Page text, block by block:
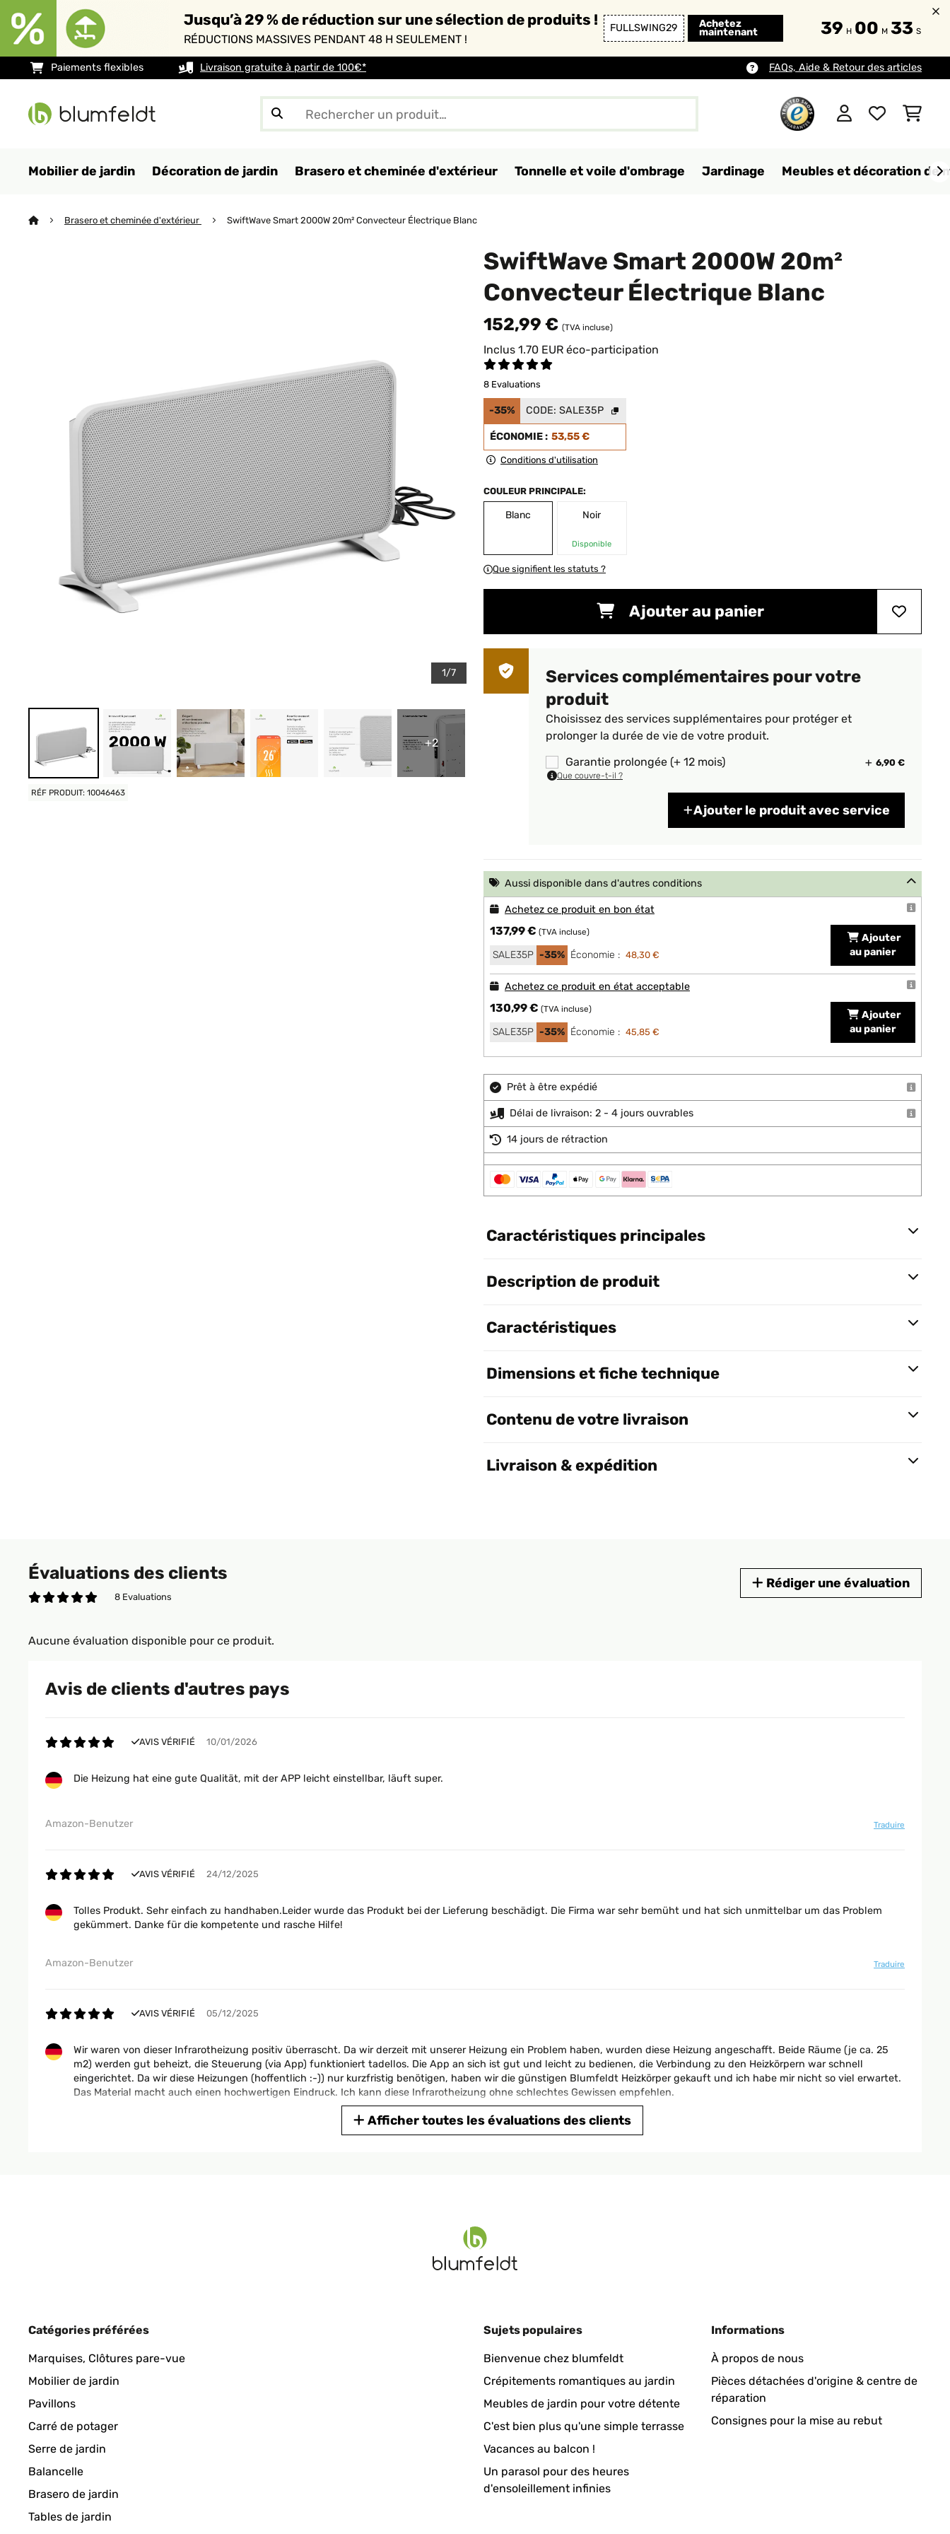
Jusqu’à 29 % de réduction sur une sélection de produits !
RÉDUCTIONS MASSIVES PENDANT 48 H SEULEMENT !
FULLSWING29 Achetez
maintenant 39 H 00 M 31 S
Paiements flexibles Livraison gratuite à partir de 100€* FAQs, Aide & Retour des articles
Mobilier de jardin Décoration de jardin Brasero et cheminée d'extérieur Tonnelle et voile d'ombrage Jardinage Meubles et décoration de
Brasero et cheminée d'extérieur SwiftWave Smart 2000W 20m² Convecteur Électrique Blanc
1/7
+2
RÉF PRODUIT: 10046463
SwiftWave Smart 2000W 20m²
Convecteur Électrique Blanc
152,99 € (TVA incluse)
Inclus 1.70 EUR éco-participation
8 Evaluations
-35% CODE: SALE35P
ÉCONOMIE : 53,55 €
Conditions d'utilisation
COULEUR PRINCIPALE:
Blanc Noir
Disponible
Que signifient les statuts ?
Ajouter au panier
Services complémentaires pour votre
produit
Choisissez des services supplémentaires pour protéger et
prolonger la durée de vie de votre produit.
Garantie prolongée (+ 12 mois)
6,90 €
Que couvre-t-il ?
Ajouter le produit avec service
Aussi disponible dans d'autres conditions
Achetez ce produit en bon état
137,99 € (TVA incluse)
SALE35P -35% Économie : 48,30 €
Ajouter
au panier
Achetez ce produit en état acceptable
130,99 € (TVA incluse)
SALE35P -35% Économie : 45,85 €
Ajouter
au panier
Prêt à être expédié
Délai de livraison: 2 - 4 jours ouvrables
14 jours de rétraction
Caractéristiques principales
Description de produit
Caractéristiques
Dimensions et fiche technique
Contenu de votre livraison
Livraison & expédition
Évaluations des clients
8 Evaluations
Rédiger une évaluation
Aucune évaluation disponible pour ce produit.
Avis de clients d'autres pays
AVIS VÉRIFIÉ 10/01/2026
Die Heizung hat eine gute Qualität, mit der APP leicht einstellbar, läuft super.
Amazon-Benutzer Traduire
AVIS VÉRIFIÉ 24/12/2025
Tolles Produkt. Sehr einfach zu handhaben.Leider wurde das Produkt bei der Lieferung beschädigt. Die Firma war sehr bemüht und hat sich unmittelbar um das Problem
gekümmert. Danke für die kompetente und rasche Hilfe!
Amazon-Benutzer Traduire
AVIS VÉRIFIÉ 05/12/2025
Wir waren von dieser Infrarotheizung positiv überrascht. Da wir derzeit mit unserer Heizung ein Problem haben, wurden diese Heizung angeschafft. Beide Räume (je ca. 25
m2) werden gut beheizt, die Steuerung (via App) funktioniert tadellos. Die App an sich ist gut und leicht zu bedienen, die Verbindung zu den Heizkörpern war schnell
eingerichtet. Da wir diese Heizungen (hoffentlich :-)) nur kurzfristig benötigen, haben wir die günstigen Blumfeldt Heizkörper gekauft und ich habe mir nicht so viel erwartet.
Das Material macht auch einen hochwertigen Eindruck. Ich kann diese Infrarotheizung ohne schlechtes Gewissen empfehlen.
I bought this heater in combination with a 2000W mica heater for comparison after my house main heating system died and has to be repaired (try to find a tech guy that
touches old gas heaters...).First off, it is not all far infrared. This heater has quite some convection heating going on too. Which is good.Sitting in the "light" side, meaning, in
front of the heating panel lets you feel the radiation heat being absorbed by your skin. But on the "shadow" side, meaning on the backside or anything left or right or on top
of it, as well as on the backside, things very much stay cold. My room thermometers stay 4 to 7 degrees C lower than the heaters thermostat, because they are on the
Afficher toutes les évaluations des clients
Catégories préférées
Marquises, Clôtures pare-vue
Mobilier de jardin
Pavillons
Carré de potager
Serre de jardin
Balancelle
Brasero de jardin
Tables de jardin
Sujets populaires
Bienvenue chez blumfeldt
Crépitements romantiques au jardin
Meubles de jardin pour votre détente
C'est bien plus qu'une simple terrasse
Vacances au balcon !
Un parasol pour des heures
d'ensoleillement infinies
Informations
À propos de nous
Pièces détachées d'origine & centre de
réparation
Consignes pour la mise au rebut